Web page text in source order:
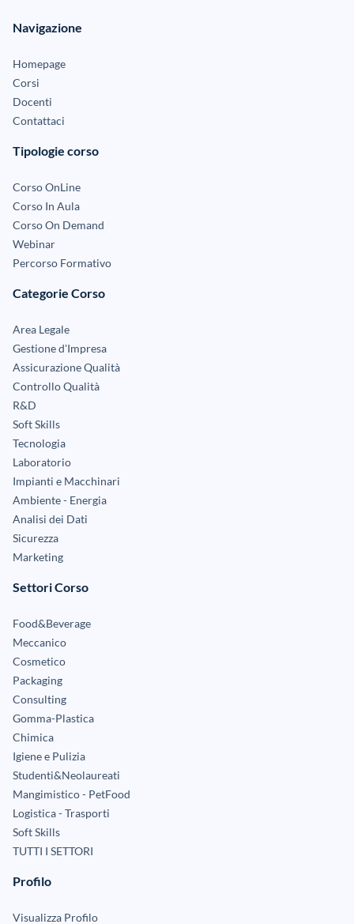
Navigazione
Homepage
Corsi
Docenti
Contattaci
Tipologie corso
Corso OnLine
Corso In Aula
Corso On Demand
Webinar
Percorso Formativo
Categorie Corso
Area Legale
Gestione d'Impresa
Assicurazione Qualità
Controllo Qualità
R&D
Soft Skills
Tecnologia
Laboratorio
Impianti e Macchinari
Ambiente - Energia
Analisi dei Dati
Sicurezza
Marketing
Settori Corso
Food&Beverage
Meccanico
Cosmetico
Packaging
Consulting
Gomma-Plastica
Chimica
Igiene e Pulizia
Studenti&Neolaureati
Mangimistico - PetFood
Logistica - Trasporti
Soft Skills
TUTTI I SETTORI
Profilo
Visualizza Profilo